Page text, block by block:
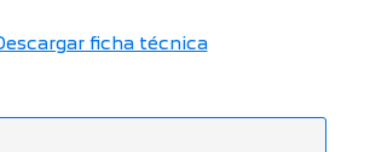
ficha técnica